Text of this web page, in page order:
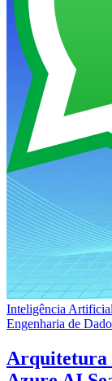
Inteligência Artificial
Engenharia de
Arquitetura